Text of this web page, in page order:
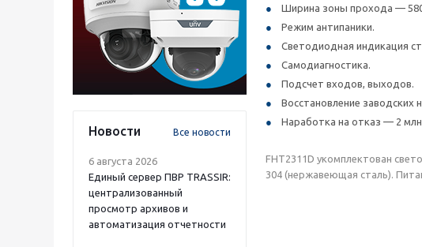
Новости Все новости
6 августа 2026
Единый сервер ПВР TRASSIR:
централизованный
просмотр архивов и
автоматизация отчетности
Ширина зоны прохода —
Режим антипаники.
Светодиодная индикация
Самодиагностика.
Подсчет входов, выходов.
Восстановление заводских
Наработка на отказ — 2 млн
FHT2311D укомплектован
304 (нержавеющая сталь).